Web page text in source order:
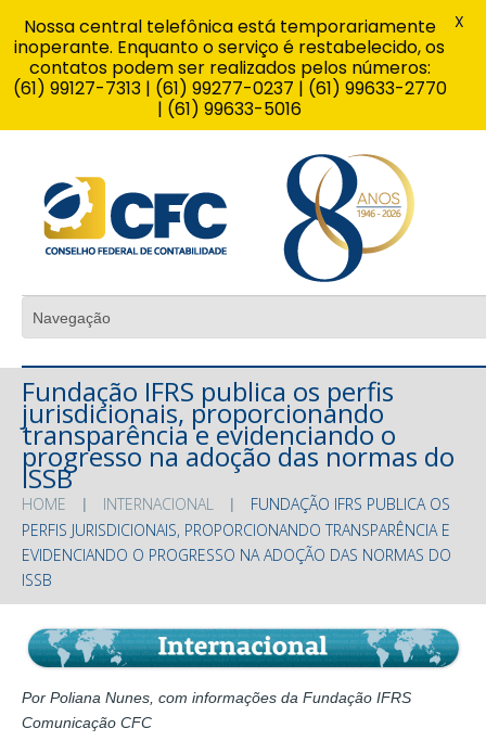
Fundação IFRS publica os perfis
jurisdicionais, proporcionando
transparência e evidenciando o
progresso na adoção das normas do
ISSB
HOME INTERNACIONAL
FUNDAÇÃO IFRS PUBLICA OS
PERFIS JURISDICIONAIS, PROPORCIONANDO TRANSPARÊNCIA E
EVIDENCIANDO O PROGRESSO NA ADOÇÃO DAS NORMAS DO
ISSB
Por Poliana Nunes, com informações da Fundação IFRS
Comunicação CFC
Nossa central telefônica está temporariamente
inoperante. Enquanto o serviço é restabelecido, os
contatos podem ser realizados pelos números:
(61) 99127-7313 | (61) 99277-0237 | (61) 99633-2770
| (61) 99633-5016
X